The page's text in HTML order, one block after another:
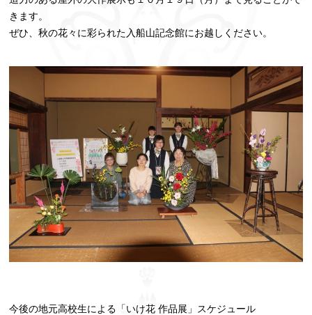
きます。
ぜひ、秋の花々に彩られた入船山記念館にお越しください。
今後の地元高校生による「いけ花 作品展」スケジュール